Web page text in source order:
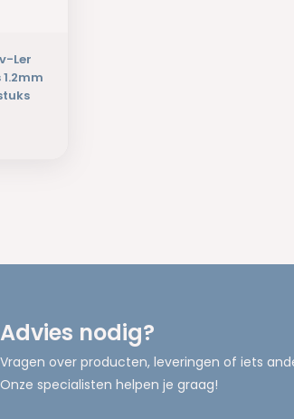
Ler
Advies nodig?
Vragen over producten, leveringen of iets
Onze specialisten helpen je graag!